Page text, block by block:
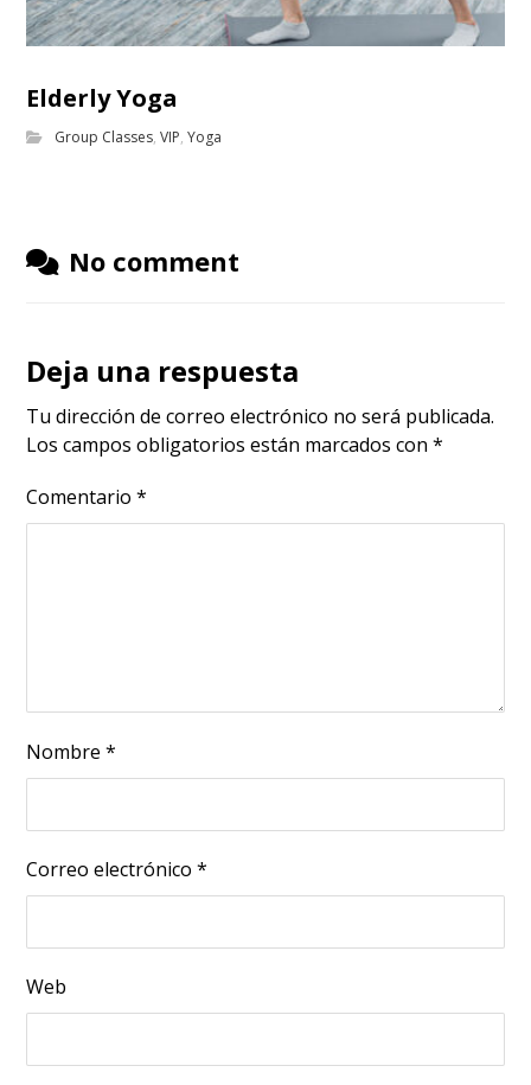
Elderly Yoga
Group Classes,VIP,Yoga
No comment
Deja una respuesta
Tu dirección de correo electrónico no será publicada.
Los campos obligatorios están marcados con*
Comentario*
Nombre*
Correo electrónico*
Web